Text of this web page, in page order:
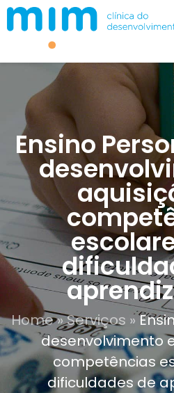
Ensino
Home»Serviços »
desenvolvimento
competências
dificuldades de